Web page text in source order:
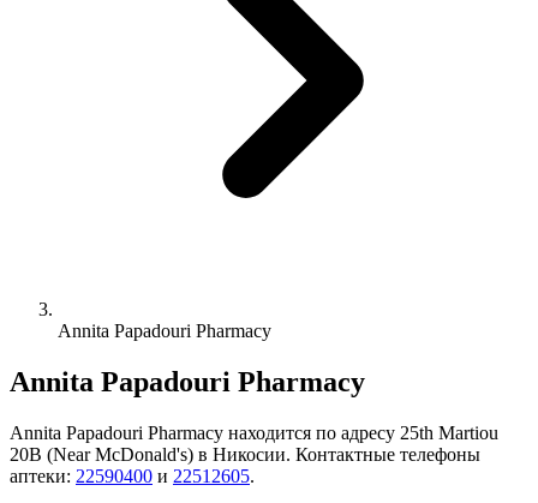
Annita Papadouri Pharmacy
Annita Papadouri Pharmacy
Annita Papadouri Pharmacy находится по адресу 25th Martiou
20B (Near McDonald's) в Никосии. Контактные телефоны
аптеки: 22590400 и 22512605.